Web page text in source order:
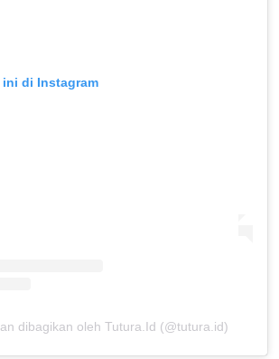
di Instagram
dibagikan oleh Tutura.Id (@tutura.id)